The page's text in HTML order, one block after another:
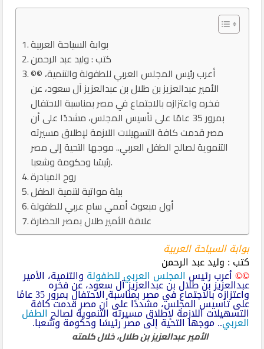
بوابة السياحة العربية
كتب : وليد عبد الرحمن
©© أعرب رئيس المجلس العربي للطفولة والتنمية،
الأمير عبدالعزيز بن طلال بن عبدالعزيز آل سعود، عن
فخره واعتزازه بالاجتماع في مصر بمناسبة الاحتفال
بمرور 35 عامًا على تأسيس المجلس، مشددًا على أن
مصر قدمت كافة التسهيلات اللازمة لإطلاق مسيرته
التنموية لصالح الطفل العربي.. موجها التحية إلى مصر
رئيسًا وحكومة وشعبا.
روح المبادرة
بيئة مواتية لتنمية الطفل
أول مبعوث أممي سامٍ عربي للطفولة
علاقة الأمير طلال بمصر الحضارة
بوابة السياحة العربية
كتب : وليد عبد الرحمن
©©أعرب رئيس المجلس العربي للطفولة والتنمية، الأمير
عبدالعزيز بن طلال بن عبدالعزيز آل سعود، عن فخره
واعتزازه بالاجتماع في مصر بمناسبة الاحتفال بمرور 35 عامًا
على تأسيس المجلس، مشددًا على أن مصر قدمت كافة
التسهيلات اللازمة لإطلاق مسيرته التنموية لصالحالطفل
العربي.. موجها التحية إلى مصر رئيسًا وحكومة وشعبا.
الأمير عبدالعزيز بن طلال، خلال كلمته